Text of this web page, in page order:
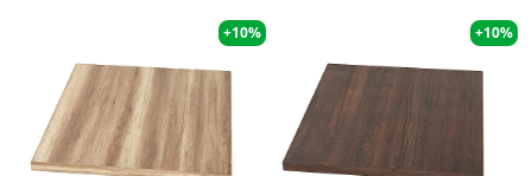
+10% +10%